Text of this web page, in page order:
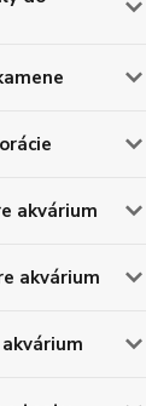
akvárium
akvárium